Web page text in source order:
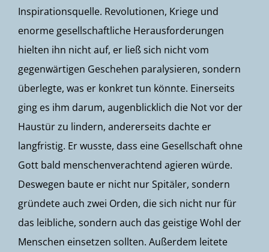
Inspirationsquelle. Revolutionen, Kriege und
enorme gesellschaftliche Herausforderungen
hielten ihn nicht auf, er ließ sich nicht vom
gegenwärtigen Geschehen paralysieren, sondern
überlegte, was er konkret tun könnte. Einerseits
ging es ihm darum, augenblicklich die Not vor der
Haustür zu lindern, andererseits dachte er
langfristig. Er wusste, dass eine Gesellschaft ohne
Gott bald menschenverachtend agieren würde.
Deswegen baute er nicht nur Spitäler, sondern
gründete auch zwei Orden, die sich nicht nur für
das leibliche, sondern auch das geistige Wohl der
Menschen einsetzen sollten. Außerdem leitete